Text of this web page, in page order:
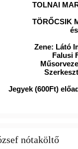
MARIKA
Látó Imre és
Ferenc
előadás
nótaköltő